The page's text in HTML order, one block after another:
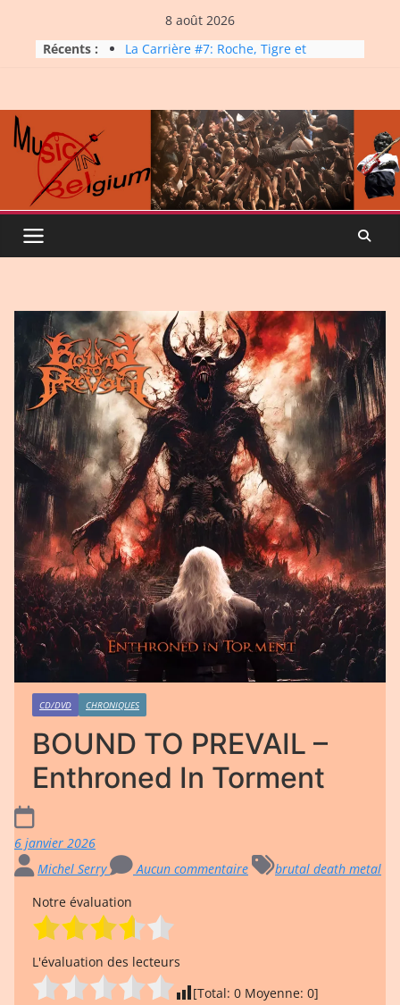
content
8 août 2026
Récents :
La Carrière #7: Roche, Tigre et
Micro Festival #16, maxi line-
Dynatop3 – 26 juillet 2026
CD/DVD CHRONIQUES
BOUND TO PREVAIL –
Enthroned In Torment
6 janvier 2026
Michel Serry
Aucun commentaire
brutal death metal
Notre évaluation
L'évaluation des lecteurs
[Total: 0 Moyenne: 0]